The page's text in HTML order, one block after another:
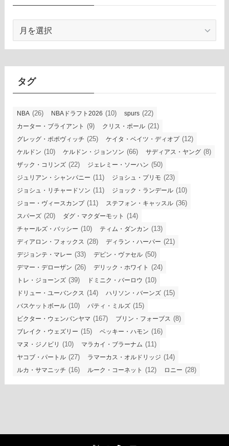
カ
タグ
NBA (26) NBAドラフト2026 (10) spurs (22)
カーター・ブライアント (9) クリス・ポール (21)
グレッグ・ポポヴィッチ (25) ケイタ・ベイツ・ディオプ(12)
ケルドン (10) ケルドン・ジョンソン (66) サディアス・ヤング (8)
ザック・コリンズ (22) ジェレミー・ソーハン (50)
ジュリアン・シャンパニー (11) ジョシュ・プリモ (23)
ジョシュ・リチャードソン (11) ジョック・ランデール (10)
ジョー・ヴィースカンプ(11) ステフォン・キャッスル (36)
スパーズ (20) ダグ・マクダーモット (14)
チャールズ・バッシー (10) ティム・ダンカン (13)
ディアロン・フォックス (28) ディラン・ハーパー (21)
デジョンテ・マレー (33) デビン・ヴァセル (50)
デマー・デローザン (26) デリック・ホワイト (24)
トレ・ジョーンズ (39) ドミニク・バーロウ (10)
ドリュー・ユーバンクス (14) ハリソン・バーンズ (15)
バスケットボール (10) パティ・ミルズ (15)
ビクター・ウェンバンヤマ (167) ブリン・フォーブス (8)
ブレイク・ウェズリー (15) ベッキー・ハモン (16)
マヌ・ジノビリ (10) マラカイ・ブラーナム (11)
ヤコブ・パートル (27) ラマーカス・オルドリッジ (14)
ルカ・サマニッチ (16) ルーク・コーネット (12) ロニー (28)